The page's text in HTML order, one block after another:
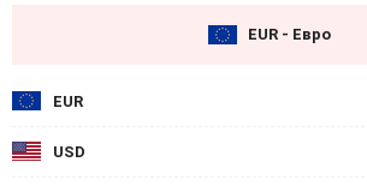
EUR - Евро
EUR
USD